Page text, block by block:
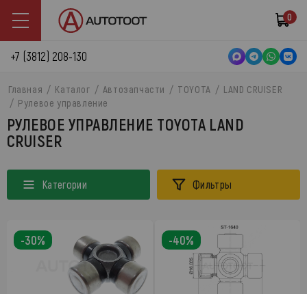
0
+7 (3812) 208-130
Главная Каталог Автозапчасти TOYOTA
LAND CRUISER
Рулевое управление
РУЛЕВОЕ УПРАВЛЕНИЕ TOYOTA LAND
CRUISER
Категории Фильтры
-30% -40%